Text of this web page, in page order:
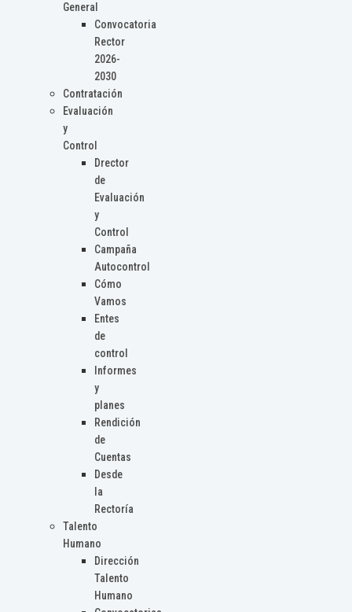
General
Convocatoria
Rector
2026-
2030
Contratación
Evaluación
y
Control
Drector
de
Evaluación
y
Control
Campaña
Autocontrol
Cómo
Vamos
Entes
de
control
Informes
y
planes
Rendición
de
Cuentas
Desde
la
Rectoría
Talento
Humano
Dirección
Talento
Humano